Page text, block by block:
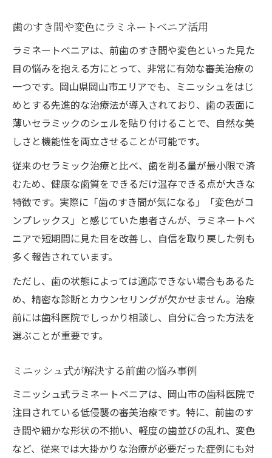
歯のすき間や変色にラミネートベニア活用
ラミネートベニアは、前歯のすき間や変色といった見た
目の悩みを抱える方にとって、非常に有効な審美治療の
一つです。岡山県岡山市エリアでも、ミニッシュをはじ
めとする先進的な治療法が導入されており、歯の表面に
薄いセラミックのシェルを貼り付けることで、自然な美
しさと機能性を両立させることが可能です。
従来のセラミック治療と比べ、歯を削る量が最小限で済
むため、健康な歯質をできるだけ温存できる点が大きな
特徴です。実際に「歯のすき間が気になる」「変色がコ
ンプレックス」と感じていた患者さんが、ラミネートベ
ニアで短期間に見た目を改善し、自信を取り戻した例も
多く報告されています。
ただし、歯の状態によっては適応できない場合もあるた
め、精密な診断とカウンセリングが欠かせません。治療
前には歯科医院でしっかり相談し、自分に合った方法を
選ぶことが重要です。
ミニッシュ式が解決する前歯の悩み事例
ミニッシュ式ラミネートベニアは、岡山市の歯科医院で
注目されている低侵襲の審美治療です。特に、前歯のす
き間や細かな形状の不揃い、軽度の歯並びの乱れ、変色
など、従来では大掛かりな治療が必要だった症例にも対